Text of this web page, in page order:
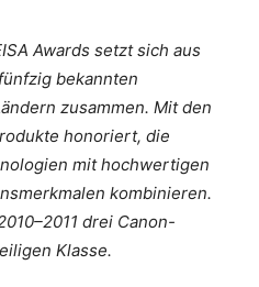
Awards setzt sich aus
bekannten
zusammen. Mit den
honoriert, die
mit hochwertigen
kombinieren.
drei Canon-
Klasse.